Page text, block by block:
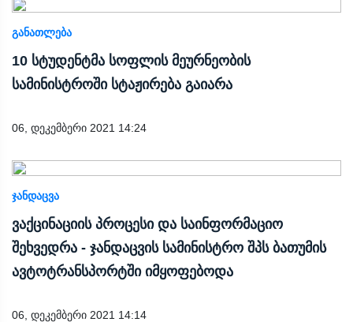
ᲒᲐᲜᲐᲗᲚᲔᲑᲐ
10 სტუდენტმა სოფლის მეურნეობის
სამინისტროში სტაჟირება გაიარა
06, დეკემბერი 2021 14:24
ᲯᲐᲜᲓᲐᲪᲕᲐ
ვაქცინაციის პროცესი და საინფორმაციო
შეხვედრა - ჯანდაცვის სამინისტრო შპს ბათუმის
ავტოტრანსპორტში იმყოფებოდა
06, დეკემბერი 2021 14:14